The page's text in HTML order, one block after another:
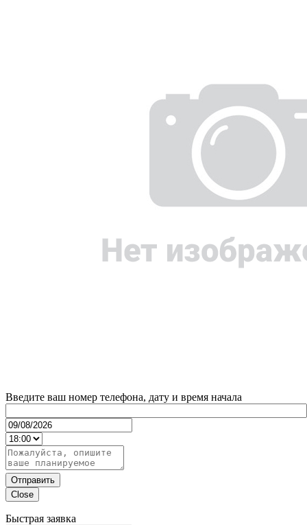
Введите ваш номер телефона, дату и время начала
Отправить
Close
Быстрая заявка